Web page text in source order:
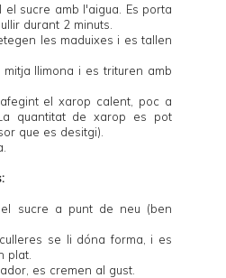
el sucre amb l'aigua. Es porta
durant 2 minuts.
les maduixes i es tallen
llimona i es trituren amb
el xarop calent, poc a
quantitat de xarop es pot
que es desitgi).
sucre a punt de neu (ben
se li dóna forma, i es
plat.
es cremen al gust.